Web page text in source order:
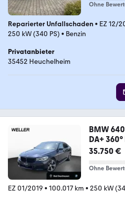
Ohne
Reparierter Unfallschaden• EZ 12/
250 kW (340 PS) • Benzin
Privatanbieter
35452 Heuchelheim
BMW
DA+
35.750 €
Ohne
EZ 01/2019 • 100.017 km • 250 kW